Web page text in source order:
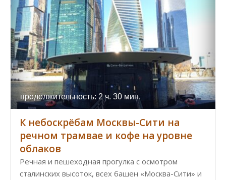
продолжительность: 2 ч. 30 мин.
К небоскрёбам Москвы-Сити на
речном трамвае и кофе на уровне
облаков
Речная и пешеходная прогулка с осмотром
сталинских высоток, всех башен «Москва-Сити» и